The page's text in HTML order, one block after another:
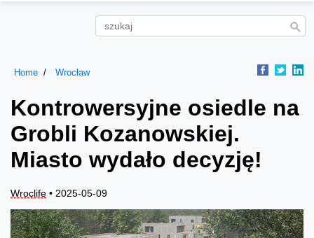
Home Wrocław
Kontrowersyjne osiedle na
Grobli Kozanowskiej.
Miasto wydało decyzję!
Wroclife • 2025-05-09